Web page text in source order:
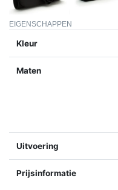
EIGENSCHAPPEN
Kleur
Maten
Uitvoering
Prijsinformatie